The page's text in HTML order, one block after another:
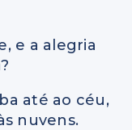
e a alegria
até ao céu,
nuvens.